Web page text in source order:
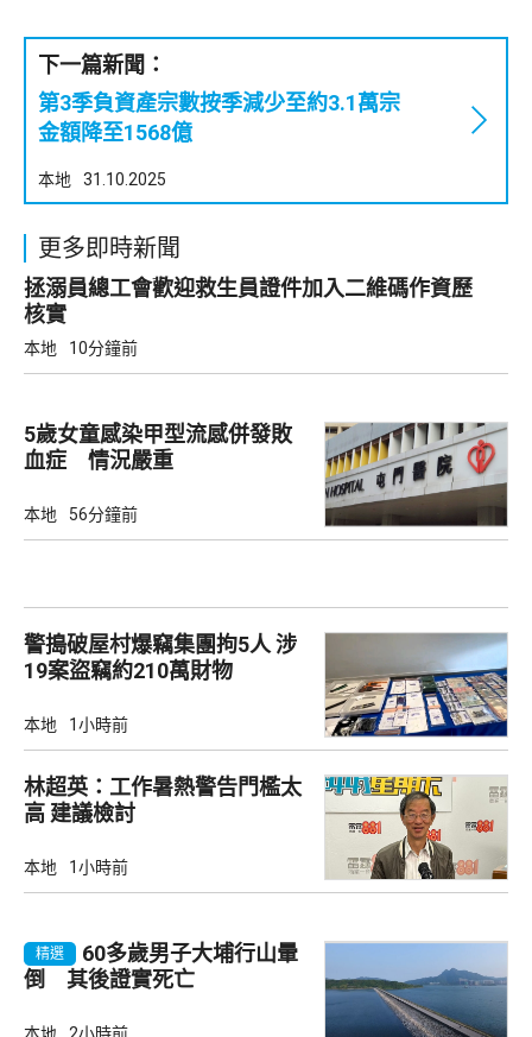
下一篇新聞：
第3季負資產宗數按季減少至約3.1萬宗
金額降至1568億
本地 31.10.2025
更多即時新聞
拯溺員總工會歡迎救生員證件加入二維碼作資歷
核實
本地 10分鐘前
5歲女童感染甲型流感併發敗
血症 情況嚴重
本地 56分鐘前
警搗破屋村爆竊集團拘5人 涉
19案盜竊約210萬財物
本地 1小時前
林超英：工作暑熱警告門檻太
高 建議檢討
本地 1小時前
精選
60多歲男子大埔行山暈
倒 其後證實死亡